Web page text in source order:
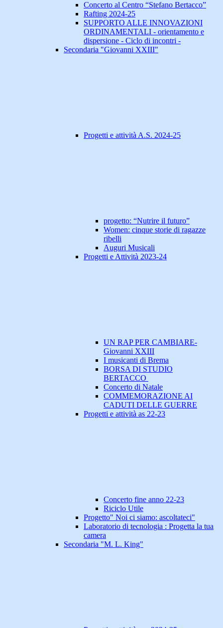
Concerto al Centro “Stefano Bertacco”
Rafting 2024-25
SUPPORTO ALLE INNOVAZIONI
ORDINAMENTALI - orientamento e
dispersione - Ciclo di incontri -
Secondaria "Giovanni XXIII"
Progetti e attività A.S. 2024-25
progetto: “Nutrire il futuro”
Women: cinque storie di ragazze
ribelli
Auguri Musicali
Progetti e Attività 2023-24
UN RAP PER CAMBIARE-
Giovanni XXIII
I musicanti di Brema
BORSA DI STUDIO
BERTACCO
Concerto di Natale
COMMEMORAZIONE AI
CADUTI DELLE GUERRE
Progetti e attività as 22-23
Concerto fine anno 22-23
Riciclo Utile
Progetto" Noi ci siamo: ascoltateci"
Laboratorio di tecnologia : Progetta la tua
camera
Secondaria "M. L. King"